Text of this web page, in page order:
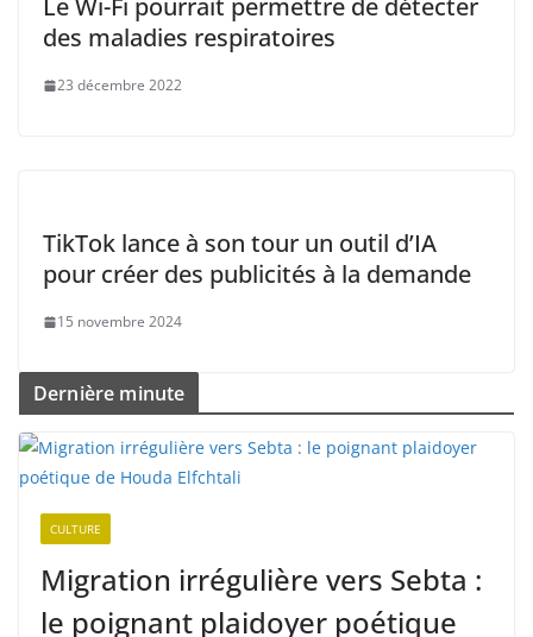
Le Wi-Fi pourrait permettre de détecter
des maladies respiratoires
23 décembre 2022
TikTok lance à son tour un outil d’IA
pour créer des publicités à la demande
15 novembre 2024
Dernière minute
CULTURE
Migration irrégulière vers Sebta :
le poignant plaidoyer poétique